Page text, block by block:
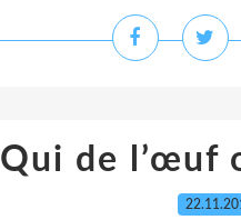
Qui de l’œuf